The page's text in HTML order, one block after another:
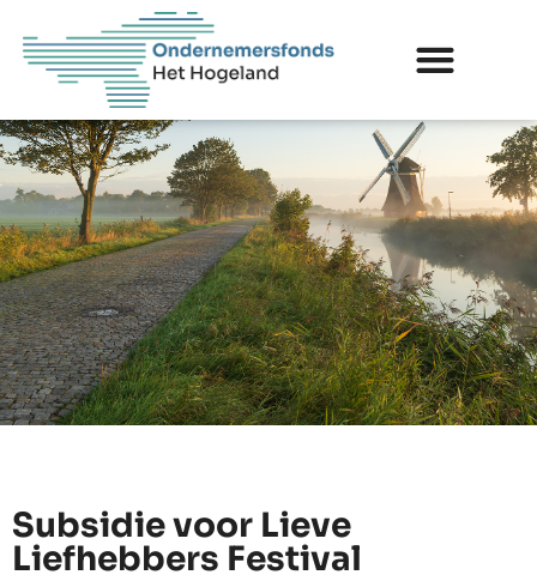
Subsidie voor Lieve
Liefhebbers Festival